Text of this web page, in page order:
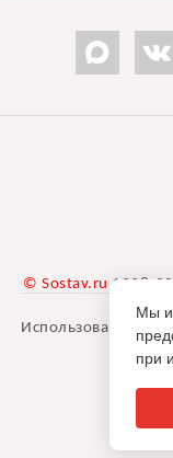
© Sostav.ru 1998-
Использование
Мы
при